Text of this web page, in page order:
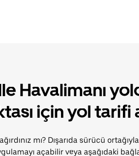
Havalimanı
için yol tarifi
mı? Dışarıda sürücü ortağıyla
açabilir veya aşağıdaki